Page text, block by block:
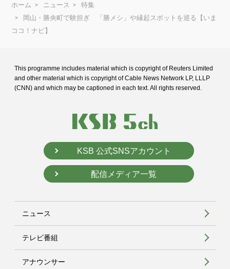
ホーム ニュース
特集
岡山・勝央町で験担ぎ 「勝メシ」や縁起スポットを巡る【いま
ココ！ナビ】
This programme includes material which is copyright of Reuters Limited
and other material which is copyright of Cable News Network LP, LLLP
(CNN) and which may be captioned in each text. All rights reserved.
KSB 公式SNSアカウント
配信メディア一覧
ニュース
テレビ番組
アナウンサー